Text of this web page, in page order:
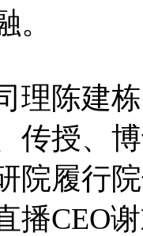
。
理陈建
传授、
院履行
播CEO